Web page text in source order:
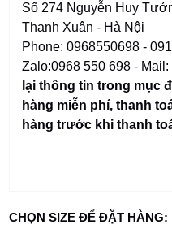
Số 274 Nguyễn Huy
Thanh Xuân - Hà Nội
Phone: 0968550698 -
Zalo:0968 550 698 -
lại thông tin trong mục
hàng miễn phí, thanh
hàng trước khi thanh
CHỌN SIZE ĐỂ ĐẶT HÀNG: